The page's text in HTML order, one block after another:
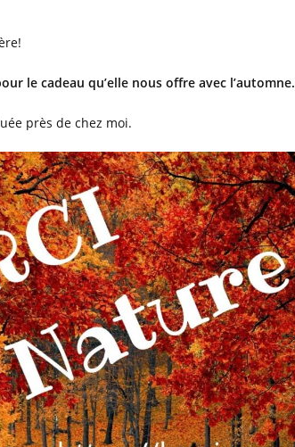
le cadeau qu’elle nous offre avec l’automne.
près de chez moi.